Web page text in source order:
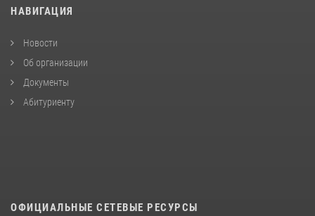
НАВИГАЦИЯ
Новости
Об организации
Документы
Абитуриенту
ОФИЦИАЛЬНЫЕ СЕТЕВЫЕ РЕСУРСЫ